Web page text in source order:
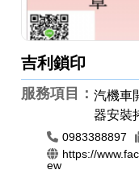
吉利鎖印
服務項目：汽機車
器安裝
章，肚
橡皮章
0983388897
https://
ew